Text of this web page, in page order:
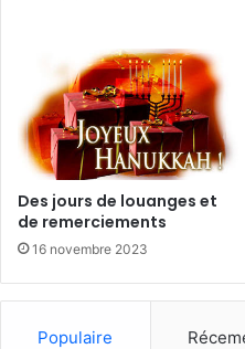
Des jours de louanges et
de remerciements
16 novembre 2023
Populaire